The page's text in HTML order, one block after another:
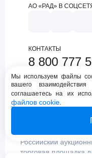
АО «РАД» В
КОНТАКТЫ
8 800 777
support@lot-
Российский
торговая площадка
Мы используем файлы
вашего
соглашаетесь на их
файлов cookie.